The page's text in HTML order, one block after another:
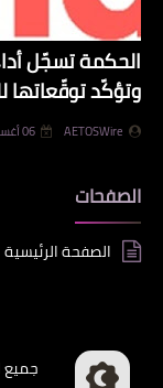
الحكمة تسجّل
وتؤكّد توقّعاتها
AETOSWire 06 أغسطس 2026
الصفحات
الصفحة الرئيسية